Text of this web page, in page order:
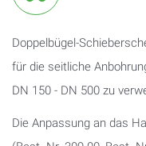
Doppelbügel-
für die seitliche
DN 150 - DN 500 zu
Die Anpassung an das